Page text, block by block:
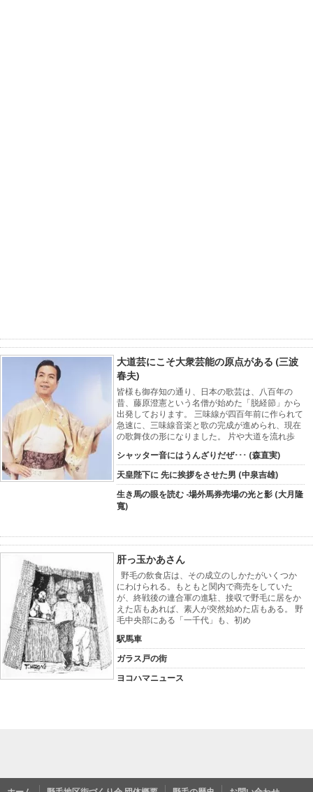
大道芸にこそ大衆芸能の原点がある (三波
春夫)
皆様も御存知の通り、日本の歌芸は、八百年の
昔、藤原澄憲という名僧が始めた「脱経節」から
出発しております。 三味線が四百年前に作られて
急速に、三味線音楽と歌の完成が進められ、現在
の歌舞伎の形になりました。 片や大道を流れ歩
シャッター音にはうんざりだぜ･･･ (森直実)
天皇陛下に 先に挨拶をさせた男 (中泉吉雄)
生き馬の眼を読む -場外馬券売場の光と影 (大月隆
寬)
肝っ玉かあさん
野毛の飲食店は、その成立のしかたがいくつか
にわけられる。もともと関内で商売をしていた
が、終戦後の連合軍の進駐、接収で野毛に居をか
えた店もあれば、素人が突然始めた店もある。 野
毛中央部にある「一千代」も、初め
駅馬車
ガラス戸の街
ヨコハマニュース